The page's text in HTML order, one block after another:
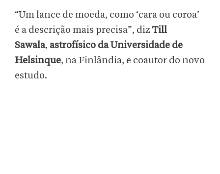
“Um lance de moeda, como ‘cara ou coroa’
é a descrição mais precisa”, dizTill
Sawala, astrofísico da Universidade de
Helsinque, na Finlândia, e coautor do novo
estudo.